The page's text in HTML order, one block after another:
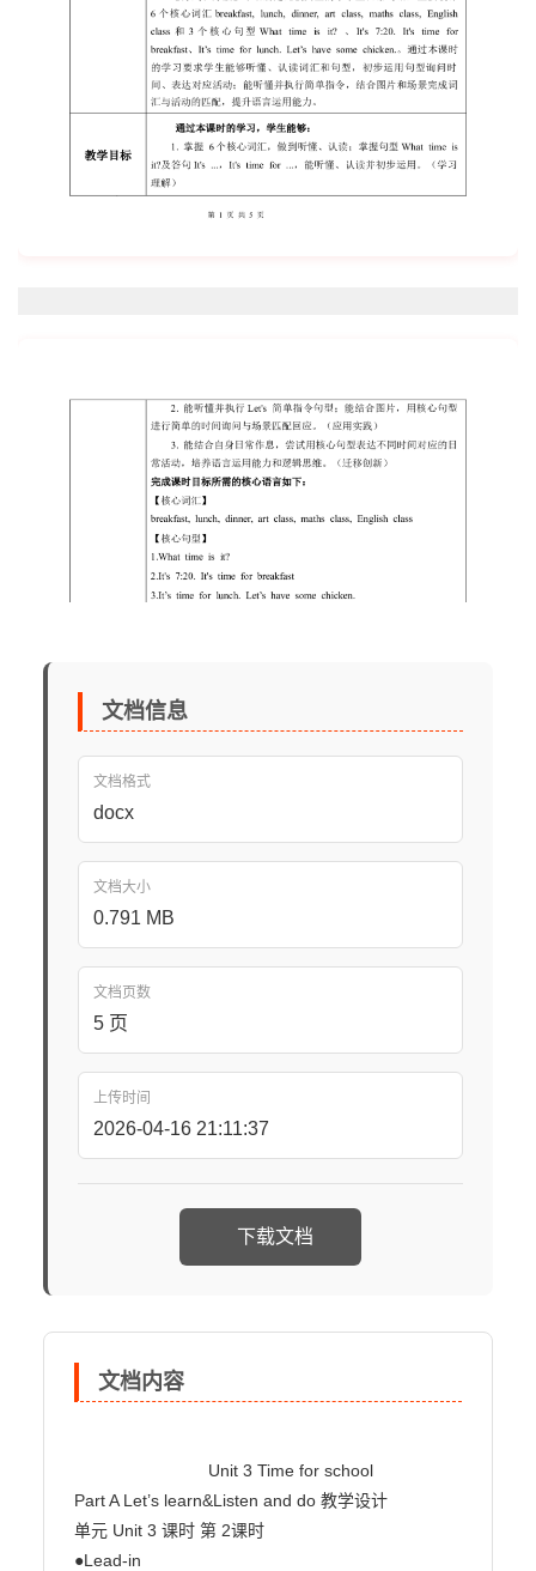
文档信息
文档格式
docx
文档大小
0.791 MB
文档页数
5 页
上传时间
2026-04-16 21:11:37
下载文档
文档内容
Part A Let’s learn&Listen and do 教学设计
单元 Unit 3 课时 第 2课时
●Lead-in